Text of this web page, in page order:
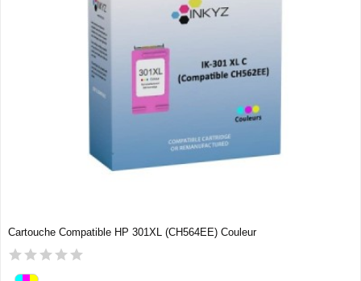
Cartouche Compatible HP 301XL (CH564EE) Couleur